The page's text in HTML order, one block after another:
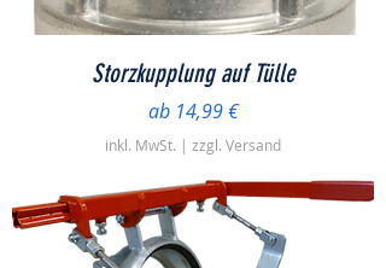
Storzkupplung auf Tülle
ab 14,99 €
Sale-Preis
inkl. MwSt. | zzgl. Versand